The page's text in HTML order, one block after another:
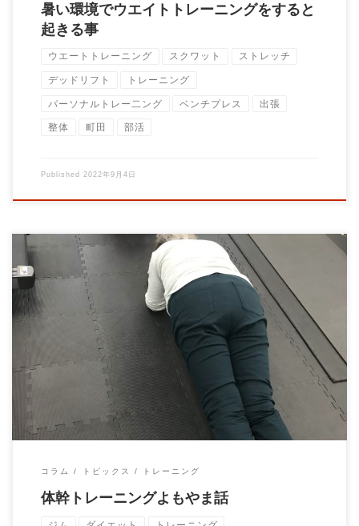
暑い環境でウエイトトレーニングをすると
起きる事
ウエートトレーニング スクワット ストレッチ
デッドリフト トレーニング
パーソナルトレー二ング ベンチプレス 出張
整体 町田 部活
Published 2022年9月4日
体幹トレーニングというトレーニングがあります。 体幹トレー
ニングの中でも特に有名なのがプランクです。 […]
コラム トピックス トレーニング
体幹トレーニングよもやま話